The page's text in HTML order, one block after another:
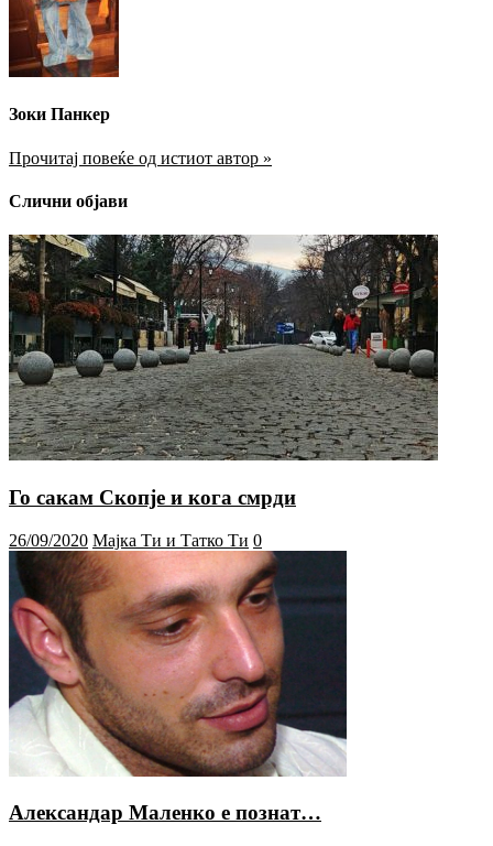
Зоки Панкер
Прочитај повеќе од истиот автор »
Слични објави
Го сакам Скопје и кога смрди
26/09/2020 Мајка Ти и Татко Ти 0
Александар Маленко е познат…